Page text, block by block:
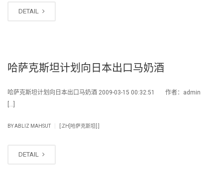
DETAIL
哈萨克斯坦计划向日本出口马奶酒
哈萨克斯坦计划向日本出口马奶酒 2009-03-15 00:32:51 作者：admin
[…]
BYABLIZ MAHSUT [:ZH]哈萨克斯坦[:]
DETAIL